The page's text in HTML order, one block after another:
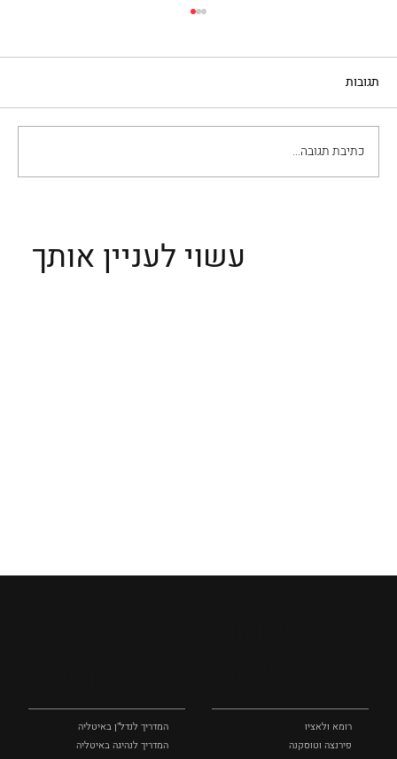
תגובות
כתיבת תגובה...
עשוי לעניין אותך
רומא ולאציו
פירנצה וטוסקנה ‏
המדריך לנדל"ן באיטליה
המדריך לנהיגה באיטליה